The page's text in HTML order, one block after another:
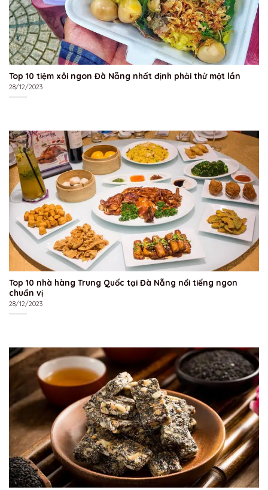
Top 10 tiệm xôi ngon Đà Nẵng nhất định phải thử một lần
28/12/2023
Top 10 nhà hàng Trung Quốc tại Đà Nẵng nổi tiếng ngon
chuẩn vị
28/12/2023